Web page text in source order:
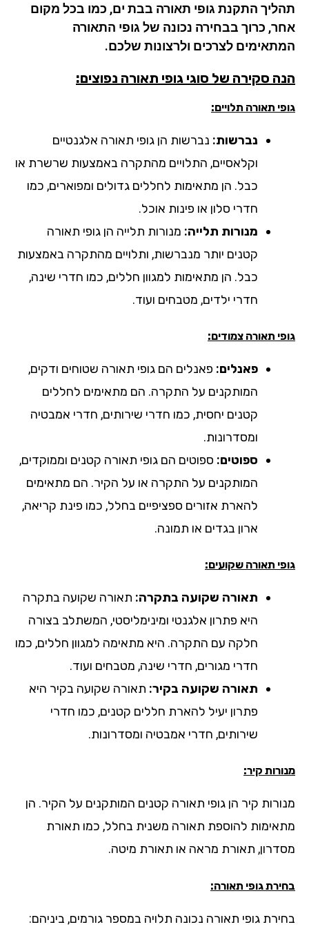
התקנת גופי תאורה בבת ים, כמו בכל מקום
כרוך בבחירה נכונה של גופי התאורה
לצרכים ולרצונות שלכם.
סקירה של סוגי גופי תאורה נפוצים:
תאורה תלויים:
נברשות:נברשות הן גופי תאורה אלגנטיים
וקלאסיים, התלויים מהתקרה באמצעות שרשרת או
כבל. הן מתאימות לחללים גדולים ומפוארים, כמו
חדרי סלון או פינות אוכל.
מנורות תלייה:מנורות תלייה הן גופי תאורה
קטנים יותר מנברשות, ותלויים מהתקרה באמצעות
כבל. הן מתאימות למגוון חללים, כמו חדרי שינה,
חדרי ילדים, מטבחים ועוד.
תאורה צמודים:
פאנלים:פאנלים הם גופי תאורה שטוחים ודקים,
המותקנים על התקרה. הם מתאימים לחללים
קטנים יחסית, כמו חדרי שירותים, חדרי אמבטיה
ומסדרונות.
ספוטים:ספוטים הם גופי תאורה קטנים וממוקדים,
המותקנים על התקרה או על הקיר. הם מתאימים
להארת אזורים ספציפיים בחלל, כמו פינת קריאה,
ארון בגדים או תמונה.
תאורה שקועים:
תאורה שקועה בתקרה:תאורה שקועה בתקרה
היא פתרון אלגנטי ומינימליסטי, המשתלב בצורה
חלקה עם התקרה. היא מתאימה למגוון חללים, כמו
חדרי מגורים, חדרי שינה, מטבחים ועוד.
תאורה שקועה בקיר:תאורה שקועה בקיר היא
פתרון יעיל להארת חללים קטנים, כמו חדרי
שירותים, חדרי אמבטיה ומסדרונות.
קיר:
קיר הן גופי תאורה קטנים המותקנים על הקיר. הן
להוספת תאורה משנית בחלל, כמו תאורת
תאורת מראה או תאורת מיטה.
גופי תאורה:
גופי תאורה נכונה תלויה במספר גורמים, ביניהם: